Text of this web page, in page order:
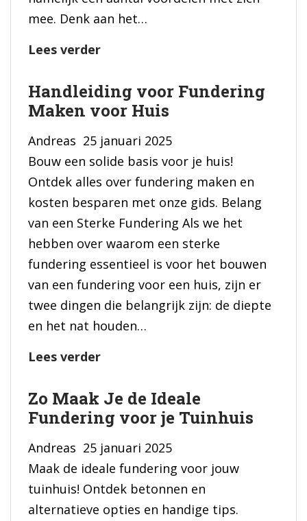
mee. Denk aan het…
Lees verderZelf
de
slag
je
Handleiding voor Fundering
Maken voor Huis
Andreas 25 januari 2025
Bouw een solide basis voor je huis!
Ontdek alles over fundering maken en
kosten besparen met onze gids. Belang
van een Sterke Fundering Als we het
hebben over waarom een sterke
fundering essentieel is voor het bouwen
van een fundering voor een huis, zijn er
twee dingen die belangrijk zijn: de diepte
en het nat houden…
Lees verderHandleiding
Fundering
Maken
Huis
Zo Maak Je de Ideale
Fundering voor je Tuinhuis
Andreas 25 januari 2025
Maak de ideale fundering voor jouw
tuinhuis! Ontdek betonnen en
alternatieve opties en handige tips.